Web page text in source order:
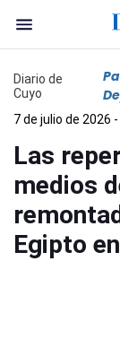
Diario de
Cuyo
7 de julio de 2026
Las
medios
Egipto